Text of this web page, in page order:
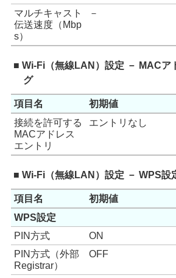
マルチキャスト
伝送速度（Mbp
s）
－
■ Wi-Fi（無線LAN）設定 － MACア
グ
項目名 初期値
接続を許可する
MACアドレス
エントリ
エントリなし
■ Wi-Fi（無線LAN）設定 － WPS設
項目名 初期値
WPS設定
PIN方式
ON
PIN方式（外部
Registrar）
OFF